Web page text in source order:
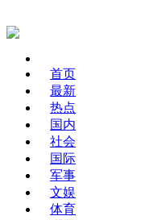
首页
最新
热点
国内
社会
国际
军事
文娱
体育